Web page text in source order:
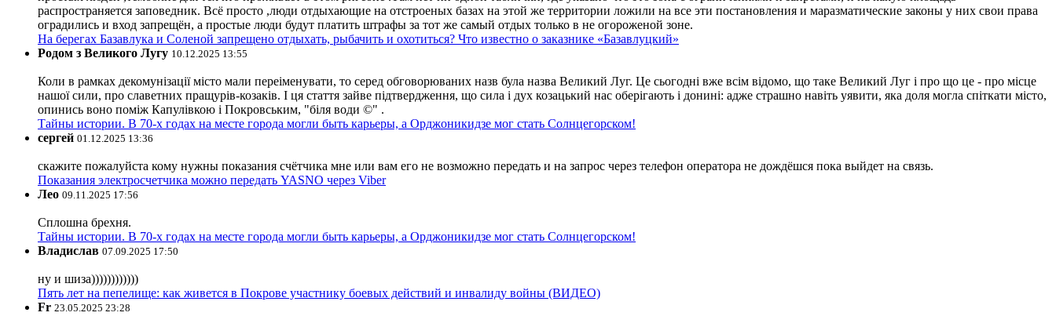
распространяется заповедник. Всё просто ,люди отдыхающие на отстроеных базах на этой же территории ложили на все эти постановления и маразматические законы у них свои права
оградились и вход запрещён, а простые люди будут платить штрафы за тот же самый отдых только в не огороженой зоне.
На берегах Базавлука и Соленой запрещено отдыхать, рыбачить и охотиться? Что известно о заказнике «Базавлуцкий»
Родом з Великого Лугу 10.12.2025 13:55
Коли в рамках декомунізації місто мали переіменувати, то серед обговорюваних назв була назва Великий Луг. Це сьогодні вже всім відомо, що таке Великий Луг і про що це - про місце
нашої сили, про славетних пращурів-козаків. І ця стаття зайве підтвердження, що сила і дух козацький нас оберігають і донині: адже страшно навіть уявити, яка доля могла спіткати місто,
опинись воно поміж Капулівкою і Покровським, "біля води ©" .
Тайны истории. В 70-х годах на месте города могли быть карьеры, а Орджоникидзе мог стать Солнцегорском!
сергей 01.12.2025 13:36
скажите пожалуйста кому нужны показания счётчика мне или вам его не возможно передать и на запрос через телефон оператора не дождёшся пока выйдет на связь.
Показания электросчетчика можно передать YASNO через Viber
Лео 09.11.2025 17:56
Сплошна брехня.
Тайны истории. В 70-х годах на месте города могли быть карьеры, а Орджоникидзе мог стать Солнцегорском!
Владислав 07.09.2025 17:50
ну и шиза))))))))))))
Пять лет на пепелище: как живется в Покрове участнику боевых действий и инвалиду войны (ВИДЕО)
Fr 23.05.2025 23:28